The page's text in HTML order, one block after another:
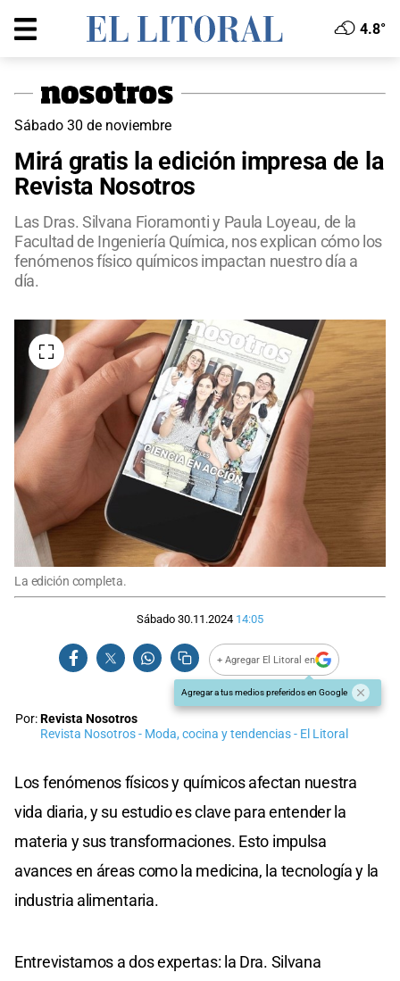
4.8°
Sábado 30 de noviembre
Mirá gratis la edición impresa de la
Revista Nosotros
Las Dras. Silvana Fioramonti y Paula Loyeau, de la
Facultad de Ingeniería Química, nos explican cómo los
fenómenos físico químicos impactan nuestro día a
día.
La edición completa.
Sábado 30.11.2024 14:05
+ Agregar El Litoral en
Agregar a tus medios preferidos en Google
Por:Revista Nosotros
Revista Nosotros - Moda, cocina y tendencias - El Litoral
Los fenómenos físicos y químicos afectan nuestra
vida diaria, y su estudio es clave para entender la
materia y sus transformaciones. Esto impulsa
avances en áreas como la medicina, la tecnología y la
industria alimentaria.
Entrevistamos a dos expertas: la Dra. Silvana